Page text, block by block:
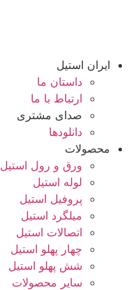
ایران استیل
داستان ما
ارتباط با ما
صدای مشتری
دانلود‌ها
محصولات
ورق و رول استیل
لوله استیل
پروفیل استیل
میلگرد استیل
اتصالات استیل
چهار پهلو استیل
شش پهلو استیل
سایر محصولات